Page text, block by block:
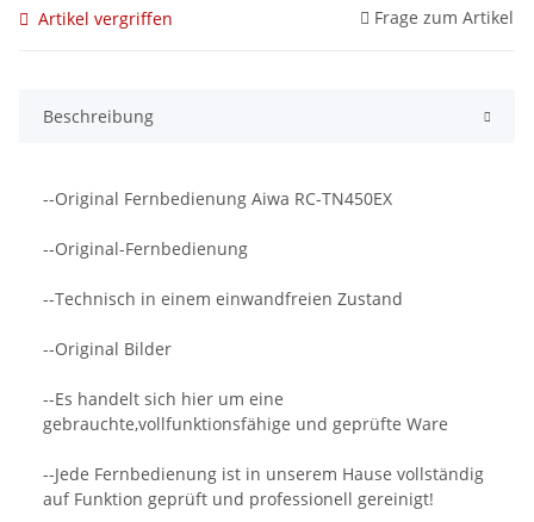
Artikel vergriffen Frage zum Artikel
Beschreibung
--Original Fernbedienung Aiwa RC-TN450EX
--Original-Fernbedienung
--Technisch in einem einwandfreien Zustand
--Original Bilder
--Es handelt sich hier um eine
gebrauchte,vollfunktionsfähige und geprüfte Ware
--Jede Fernbedienung ist in unserem Hause vollständig
auf Funktion geprüft und professionell gereinigt!